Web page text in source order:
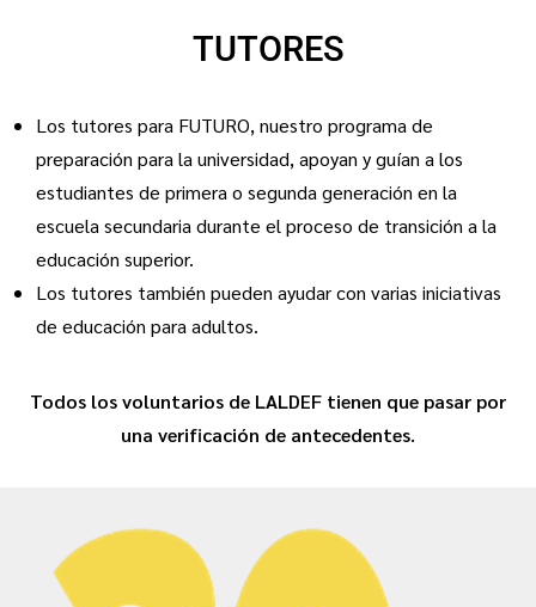
TUTORES
Los tutores para FUTURO, nuestro programa de
preparación para la universidad, apoyan y guían a los
estudiantes de primera o segunda generación en la
escuela secundaria durante el proceso de transición a la
educación superior.
Los tutores también pueden ayudar con varias iniciativas
de educación para adultos.
Todos los voluntarios de LALDEF tienen que pasar por
una verificación de antecedentes.